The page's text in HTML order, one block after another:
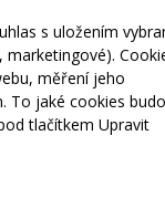
s uložením
marketingové).
měření jeho
To jaké cookies
tlačítkem Upravit